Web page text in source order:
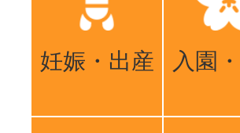
妊娠・出産 入園